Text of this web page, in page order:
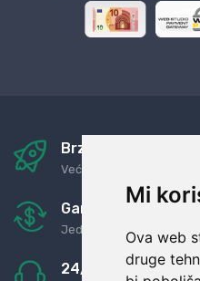
Mi
Ova web
druge
Brza i sigurna
Već za nekoliko dana kod
Garancija u povrat
Jednostavno pravilo:
24/7 odlična